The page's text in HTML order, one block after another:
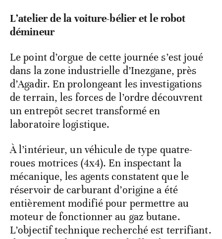
L’atelier de la voiture-bélier et le robot
démineur
Le point d’orgue de cette journée s’est joué
dans la zone industrielle d’Inezgane, près
d’Agadir. En prolongeant les investigations
de terrain, les forces de l’ordre découvrent
un entrepôt secret transformé en
laboratoire logistique.
À l’intérieur, un véhicule de type quatre-
roues motrices (4x4). En inspectant la
mécanique, les agents constatent que le
réservoir de carburant d’origine a été
entièrement modifié pour permettre au
moteur de fonctionner au gaz butane.
L’objectif technique recherché est terrifiant.